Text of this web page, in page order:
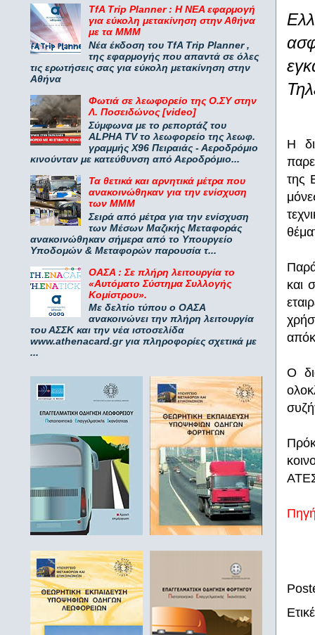
Η
της
και
Ο
TfA Trip Planner : Η ΝΕΑ εφαρμογή
για εύκολη μετακίνηση στην Αθήνα
με τα ΜΜΜ
Νέα έκδοση του TfA Trip Planner ,
της εφαρμογής που απαντά σε όλες
τις ερωτήσεις σας για εύκολη μετακίνηση στην
Αθήνα
Φωτιά σε λεωφορείο της Ο.ΣΥ στην
Λ. Ποσειδώνος [video]
Σύμφωνα με το ρεπορτάζ του
ALPHA TV το λεωφορείο της λεωφ.
γραμμής Χ96 Πειραιάς - Αεροδρόμιο
κινούνταν με κατεύθυνση από Αεροδρόμιο...
Τα θετικά και αρνητικά μέτρα που
ανακοινώθηκαν για την ενίσχυση
των ΜΜΜ
Σειρά από μέτρα για την ενίσχυση
των Μέσων Μαζικής Μεταφοράς
ανακοινώθηκαν σήμερα από το Υπουργείο
Υποδομών & Μεταφορών παρουσία τ...
ΟΑΣΑ : Σε πλήρη λειτουργία το
«Αυτόματο Σύστημα Συλλογής
Κομίστρου».
Με δελτίο τύπου ο ΟΑΣΑ
ανακοινώνει την πλήρη λειτουργία
του ΑΣΣΚ και την νέα ιστοσελίδα
www.athenacard.gr για πληροφορίες σχετικά με
...